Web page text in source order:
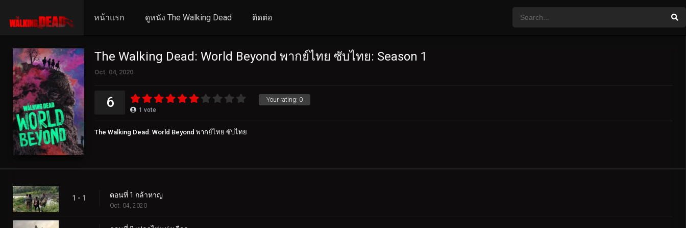
หน้าแรก ดูหนัง The Walking Dead ติดต่อ
The Walking Dead: World Beyond พากย์ไทย ซับไทย: Season 1
Oct. 04, 2020
Your rating: 0
6 1 vote
The Walking Dead: World Beyond พากย์ไทย ซับไทย
1 - 1 ตอนที่ 1 กล้าหาญ
Oct. 04, 2020